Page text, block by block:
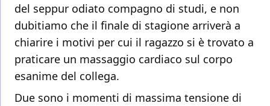
del seppur odiato compagno di studi, e non
dubitiamo che il finale di stagione arriverà a
chiarire i motivi per cui il ragazzo si è trovato a
praticare un massaggio cardiaco sul corpo
esanime del collega.
Due sono i momenti di massima tensione di